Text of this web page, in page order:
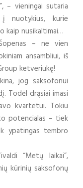
– vieningai sutaria
nuotykius, kurie
kaip nusikaltimai…
– ne vien
ansambliui, iš
ketveriukę!
jog saksofonui
Todėl drąsiai imasi
kvartetui. Tokiu
potencialas – tiek
ypatingas tembro
“Metų laikai”,
kūrinių saksofonų